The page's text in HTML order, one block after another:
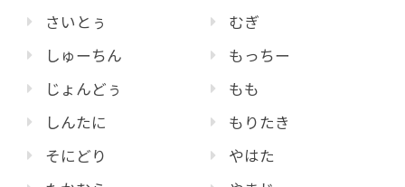
さいとぅ
しゅーちん
じょんどぅ
しんたに
そにどり
むぎ
もっちー
もも
もりたき
やはた